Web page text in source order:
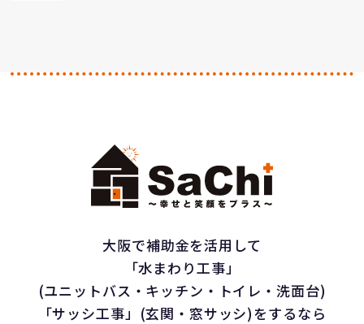
大阪で補助金を活用して
「水まわり工事」
(ユニットバス・キッチン・トイレ・洗面台)
「サッシ工事」(玄関・窓サッシ)をするなら